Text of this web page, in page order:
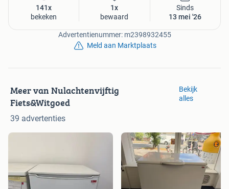
141x
bekeken
1x
bewaard
Sinds
13 mei '26
Advertentienummer: m2398932455
Meld aan Marktplaats
Meer van Nulachtenvijftig
Fiets&Witgoed
39 advertenties
Bekijk
alles